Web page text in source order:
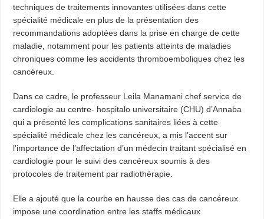
techniques de traitements innovantes utilisées dans cette
spécialité médicale en plus de la présentation des
recommandations adoptées dans la prise en charge de cette
maladie, notamment pour les patients atteints de maladies
chroniques comme les accidents thromboemboliques chez les
cancéreux.
Dans ce cadre, le professeur Leila Manamani chef service de
cardiologie au centre- hospitalo universitaire (CHU) d’Annaba
qui a présenté les complications sanitaires liées à cette
spécialité médicale chez les cancéreux, a mis l’accent sur
l’importance de l’affectation d’un médecin traitant spécialisé en
cardiologie pour le suivi des cancéreux soumis à des
protocoles de traitement par radiothérapie.
Elle a ajouté que la courbe en hausse des cas de cancéreux
impose une coordination entre les staffs médicaux